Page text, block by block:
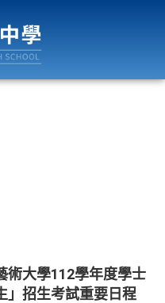
術大學112學年度學士
」招生考試重要日程